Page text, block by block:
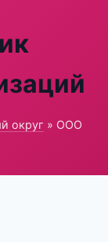
округ » ООО